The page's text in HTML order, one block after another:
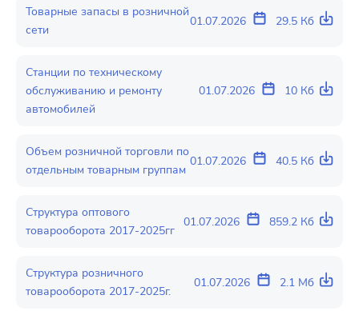
Товарные запасы в розничной
сети
01.07.2026 29.5 Кб
Станции по техническому
обслуживанию и ремонту
автомобилей
01.07.2026 10 Кб
Объем розничной торговли по
отдельным товарным группам
01.07.2026 40.5 Кб
Структура оптового
товарооборота 2017-2025гг
01.07.2026 859.2 Кб
Структура розничного
товарооборота 2017-2025г.
01.07.2026 2.1 Мб